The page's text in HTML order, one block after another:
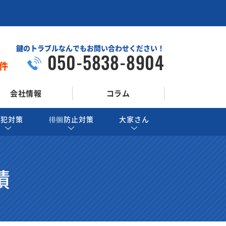
鍵のトラブルなんでもお問い合わせください！
050-5838-8904
会社情報 コラム
対策 徘徊防止対策 大家さん